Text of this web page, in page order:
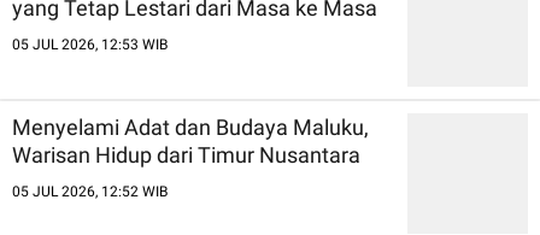
yang Tetap Lestari dari Masa ke Masa
05 JUL 2026, 12:53 WIB
Menyelami Adat dan Budaya Maluku,
Warisan Hidup dari Timur Nusantara
05 JUL 2026, 12:52 WIB